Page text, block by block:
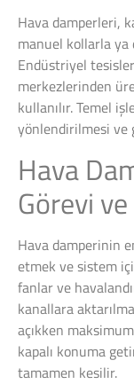
Hava damperleri,
manuel kollarla
Endüstriyel
merkezlerinden
kullanılır. Temel
yönlendirilmesi ve
Hava
Görevi ve
Hava damperinin
etmek ve sistem
fanlar ve
kanallara
açıkken
kapalı konuma
tamamen kesilir.